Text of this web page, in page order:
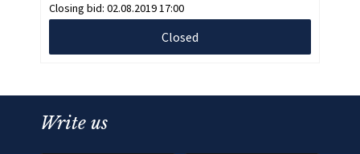
Closing bid: 02.08.2019 17:00
Closed
Write us